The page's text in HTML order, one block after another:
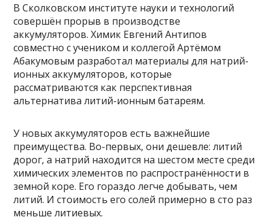
В Сколковском институте науки и технологий
совершён прорыв в производстве
аккумуляторов. Химик Евгений Антипов
совместно с учеником и коллегой Артёмом
Абакумовым разработал материалы для натрий-
ионных аккумуляторов, которые
рассматриваются как перспективная
альтернатива литий-ионным батареям.
У новых аккумуляторов есть важнейшие
преимущества. Во-первых, они дешевле: литий
дорог, а натрий находится на шестом месте среди
химических элементов по распространённости в
земной коре. Его гораздо легче добывать, чем
литий. И стоимость его солей примерно в сто раз
меньше литиевых.